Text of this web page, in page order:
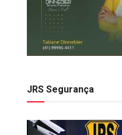
JRS Segurança